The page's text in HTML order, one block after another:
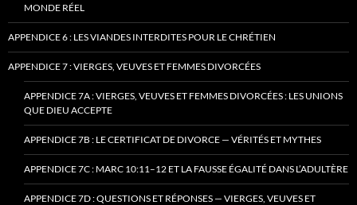
MONDE RÉEL
APPENDICE 6 : LES VIANDES INTERDITES POUR LE CHRÉTIEN
APPENDICE 7 : VIERGES, VEUVES ET FEMMES DIVORCÉES
APPENDICE 7A : VIERGES, VEUVES ET FEMMES DIVORCÉES : LES UNIONS
QUE DIEU ACCEPTE
APPENDICE 7B : LE CERTIFICAT DE DIVORCE — VÉRITÉS ET MYTHES
APPENDICE 7C : MARC 10:11–12 ET LA FAUSSE ÉGALITÉ DANS L’ADULTÈRE
APPENDICE 7D : QUESTIONS ET RÉPONSES — VIERGES, VEUVES ET